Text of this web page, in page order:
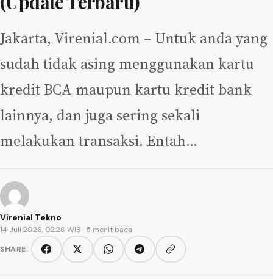
Jakarta, Virenial.com – Untuk anda yang
sudah tidak asing menggunakan kartu
kredit BCA maupun kartu kredit bank
lainnya, dan juga sering sekali
melakukan transaksi. Entah…
Virenial Tekno
14 Juli 2026, 02:26 WIB · 5 menit baca
SHARE:
FacebookTwitter/XWhatsAppTelegramCopy link